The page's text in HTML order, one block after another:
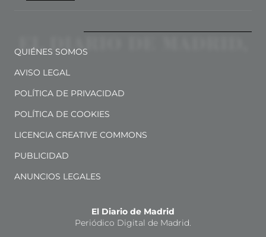
QUIÉNES SOMOS
AVISO LEGAL
POLÍTICA DE PRIVACIDAD
POLÍTICA DE COOKIES
LICENCIA CREATIVE COMMONS
PUBLICIDAD
ANUNCIOS LEGALES
El Diario de Madrid
Periódico Digital de Madrid.